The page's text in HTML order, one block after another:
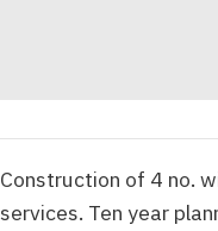
Construction of 4 no.
services. Ten year